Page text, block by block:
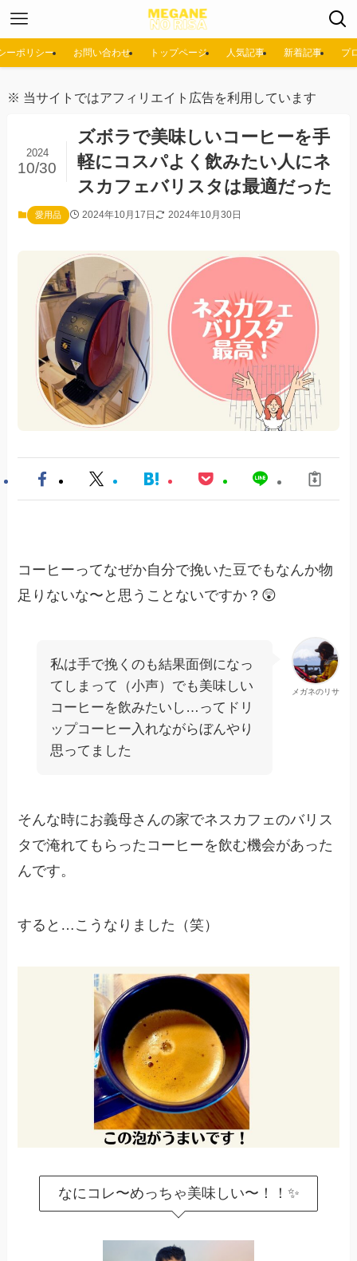
ーポリシー お問い合わせ トップページ 人気記事 新着記事 プ
※ 当サイトではアフィリエイト広告を利用しています
ズボラで美味しいコーヒーを手
軽にコスパよく飲みたい人にネ
スカフェバリスタは最適だった
2024
10/30
愛用品 2024年10月17日 2024年10月30日
コーヒーってなぜか自分で挽いた豆でもなんか物
足りないな〜と思うことないですか？😲
メガネのリサ
私は手で挽くのも結果面倒になっ
てしまって（小声）でも美味しい
コーヒーを飲みたいし…ってドリ
ップコーヒー入れながらぼんやり
思ってました
そんな時にお義母さんの家でネスカフェのバリス
タで淹れてもらったコーヒーを飲む機会があった
んです。
すると…こうなりました（笑）
なにコレ〜めっちゃ美味しい〜！！✨